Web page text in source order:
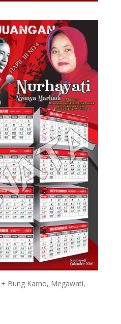
Bung Karno, Megawati,